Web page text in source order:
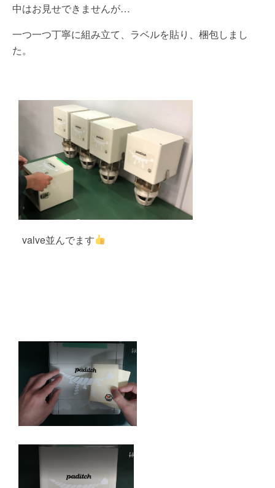
中はお見せできませんが…
一つ一つ丁寧に組み立て、ラベルを貼り、梱包しまし
た。
valve並んでます